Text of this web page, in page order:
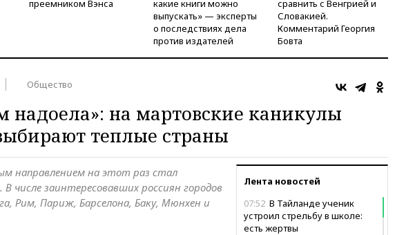
преемником Вэнса
какие книги можно
выпускать» — эксперты
о последствиях дела
против издателей
сравнить с Венгрией и
Словакией.
Комментарий Георгия
Бовта
Общество
надоела»: на мартовские каникулы
теплые страны
Лента новостей
07:52 В Тайланде ученик
устроил стрельбу в школе:
есть жертвы
направлением на этот раз стал
числе заинтересовавших россиян городов
Рим, Париж, Барселона, Баку, Мюнхен и